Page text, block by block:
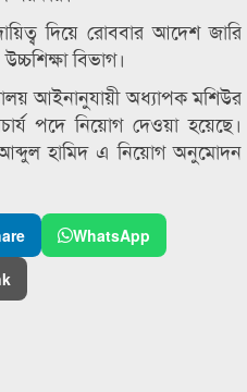
দিয়ে রোববার আদেশ জারি
বিভাগ।
আইনানুযায়ী অধ্যাপক মশিউর
পদে নিয়োগ দেওয়া হয়েছে।
আব্দুল হামিদ এ নিয়োগ অনুমোদন
WhatsApp